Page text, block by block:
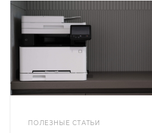
ПОЛЕЗНЫЕ СТАТЬИ